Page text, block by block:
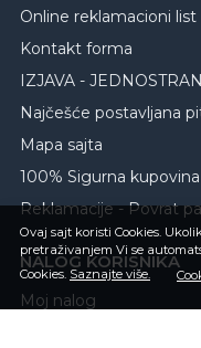
Ovaj sajt koristi Cookies.
pretraživanjem Vi se
Cookies. Saznajte više.
Online reklamacioni list
Kontakt forma
IZJAVA -
Najčešće postavljana
Mapa sajta
100% Sigurna kupovina
Reklamacije - Povrat
NALOG KORISNIKA
Moj nalog